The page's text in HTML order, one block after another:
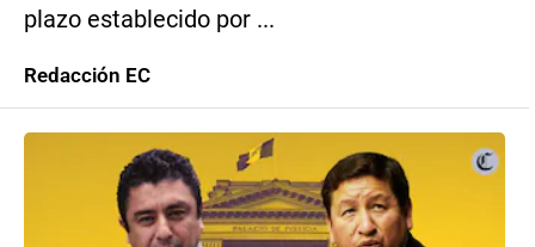
plazo establecido por ...
Redacción EC